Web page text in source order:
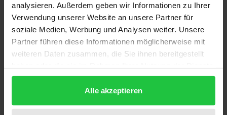
analysieren. Außerdem geben wir Informationen zu Ihrer
Verwendung unserer Website an unsere Partner für
soziale Medien, Werbung und Analysen weiter. Unsere
Partner führen diese Informationen möglicherweise mit
weiteren Daten zusammen, die Sie ihnen bereitgestellt
gesammelt haben.
Alle akzeptieren
Kırmızı: Authoritarianism and Constitutionalism
Combined: Ahmed Midhat Efendi Between the
Sultan and the Kanun-ı Esasi // A. Teyfur Erdoğdu:
The Administrative and Judicial Status of the First
Constitution // Nurullah Ardıç: Islam, Modernity and
the 1876 Constitution // Milena B. Methodieva: The
Debate on Parliamentarism in the Muslim Press of